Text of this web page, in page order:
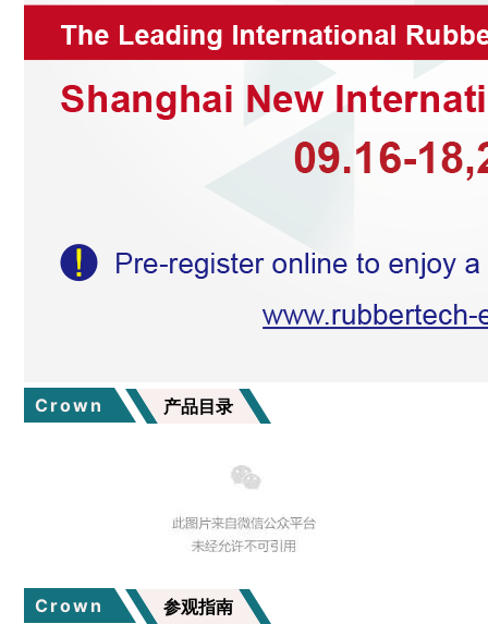
Crown 产品目录
Crown 参观指南